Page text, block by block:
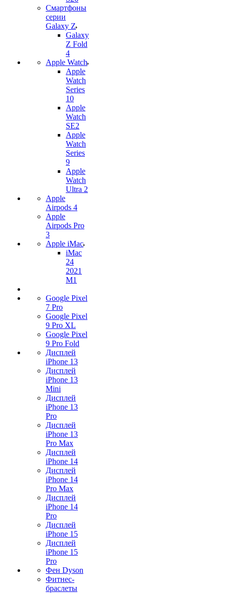
Смартфоны
серии
Galaxy Z
Galaxy
Z Fold
4
Apple Watch
Apple
Watch
Series
10
Apple
Watch
SE2
Apple
Watch
Series
9
Apple
Watch
Ultra 2
Apple
Airpods 4
Apple
Airpods Pro
3
Apple iMac
iMac
24
2021
M1
Google Pixel
7 Pro
Google Pixel
9 Pro XL
Google Pixel
9 Pro Fold
Дисплей
iPhone 13
Дисплей
iPhone 13
Mini
Дисплей
iPhone 13
Pro
Дисплей
iPhone 13
Pro Max
Дисплей
iPhone 14
Дисплей
iPhone 14
Pro Max
Дисплей
iPhone 14
Pro
Дисплей
iPhone 15
Дисплей
iPhone 15
Pro
Фен Dyson
Фитнес-
браслеты